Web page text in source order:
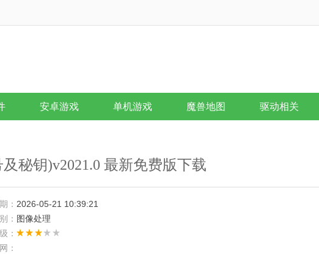
安卓游戏 单机游戏 魔兽地图 驱动相关
秘钥)v2021.0 最新免费版下载
： 2026-05-21 10:39:21
： 图像处理
：
：